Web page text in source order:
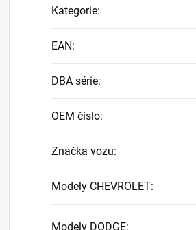
Kategorie:
EAN:
DBA série:
OEM číslo:
Značka vozu:
Modely CHEVROLET:
Modely DODGE: